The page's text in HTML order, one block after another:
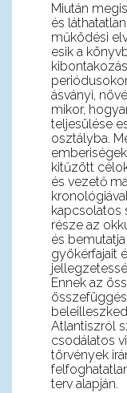
Miután
és
működési
esik a
ásványi,
mikor,
teljesülése
osztályba.
kitűzött
és vezető
kapcsolatos
része az
és
gyökérfajait
Ennek az
Atlantiszról
csodálatos
törvények
terv alapján.